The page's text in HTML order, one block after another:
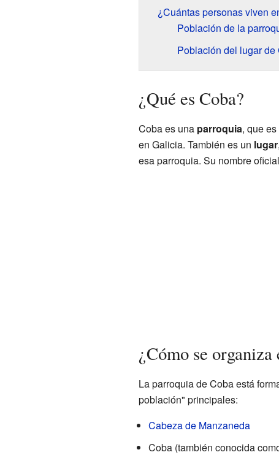
¿Cuántas personas viven
Población de la
Población del lugar de
¿Qué es Coba?
Coba es una parroquia, que
en Galicia. También es un lugar
esa parroquia. Su nombre
¿Cómo se
La parroquia de Coba está
población" principales:
Cabeza de Manzaneda
Coba (también conocida